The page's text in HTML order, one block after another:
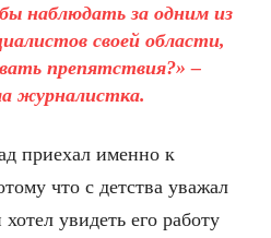
наблюдать за одним из
своей области,
препятствия?» –
журналистка.
приехал именно к
что с детства уважал
увидеть его работу